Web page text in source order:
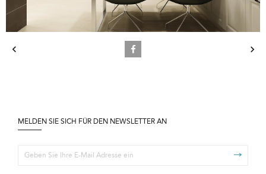
MELDEN SIE SICH FÜR DEN NEWSLETTER AN